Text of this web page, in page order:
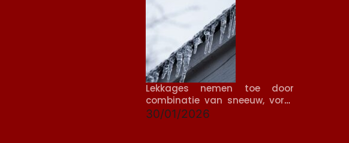
Lekkages nemen toe door
combinatie van sneeuw, vorst
en dooi
30/01/2026